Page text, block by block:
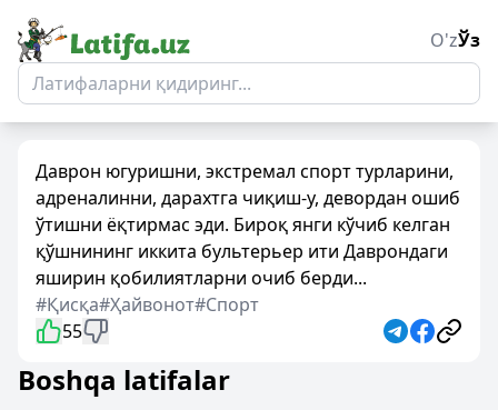
O'zЎз
Даврон югуришни, экстремал спорт турларини,
адреналинни, дарахтга чиқиш-у, девордан ошиб
ўтишни ёқтирмас эди. Бироқ янги кўчиб келган
қўшнининг иккита бультерьер ити Даврондаги
яширин қобилиятларни очиб берди...
#Қисқа#Ҳайвонот#Спорт
55
Boshqa latifalar